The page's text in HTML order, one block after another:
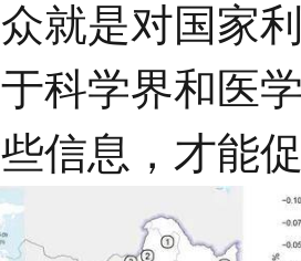
就是对国家
科学界和医
信息，才能